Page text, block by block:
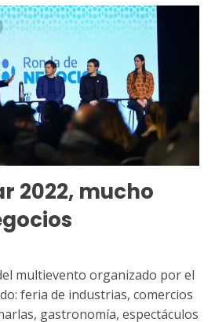
2022, mucho
multievento organizado por el
feria de industrias, comercios
gastronomía, espectáculos